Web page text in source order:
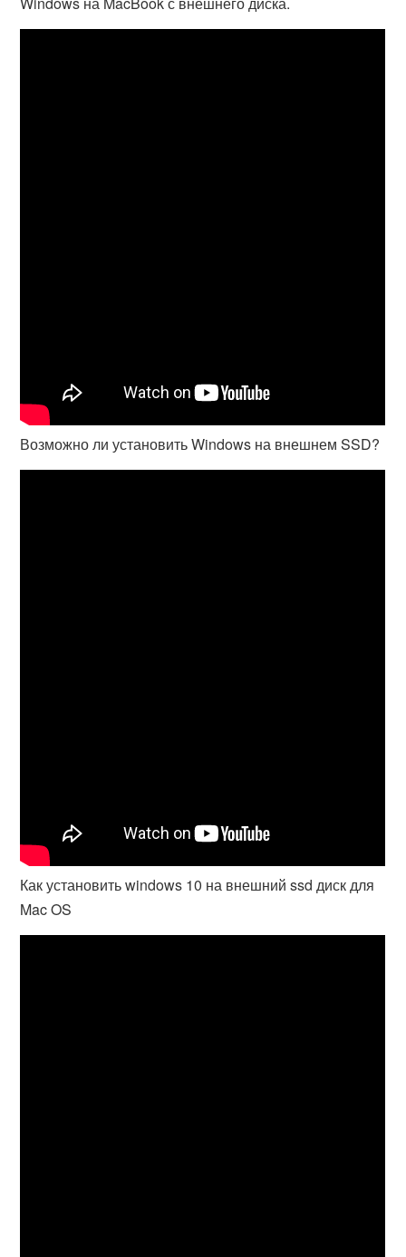
Возможно ли установить Windows на внешнем SSD?
Как установить windows 10 на внешний ssd диск для
Mac OS